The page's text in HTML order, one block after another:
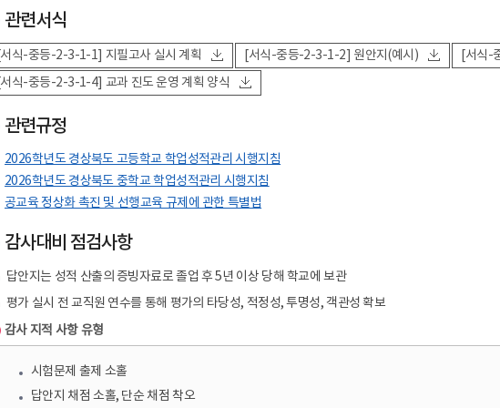
관련서식
[서식-중등-2-3-1-1] 지필고사 실시 계획 [서식-중등-2-3-1-2] 원안지(예시)
[서식-
[서식-중등-2-3-1-4] 교과 진도 운영 계획 양식
관련규정
2026학년도 경상북도 고등학교 학업성적관리 시행지침
2026학년도 경상북도 중학교 학업성적관리 시행지침
공교육 정상화 촉진 및 선행교육 규제에 관한 특별법
감사대비 점검사항
답안지는 성적 산출의 증빙자료로 졸업 후 5년 이상 당해 학교에 보관
평가 실시 전 교직원 연수를 통해 평가의 타당성, 적정성, 투명성, 객관성 확보
감사 지적 사항 유형
시험문제 출제 소홀
답안지 채점 소홀, 단순 채점 착오